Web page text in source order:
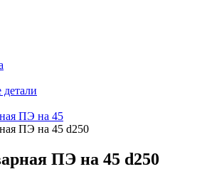
ПЭ на 45
ПЭ на 45 d250
ПЭ на 45 d250